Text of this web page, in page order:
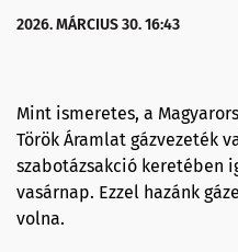
2026. MÁRCIUS 30. 16:43
Mint ismeretes, a
Török Áramlat gázvezeték
szabotázsakció keretében
vasárnap. Ezzel hazánk
volna.